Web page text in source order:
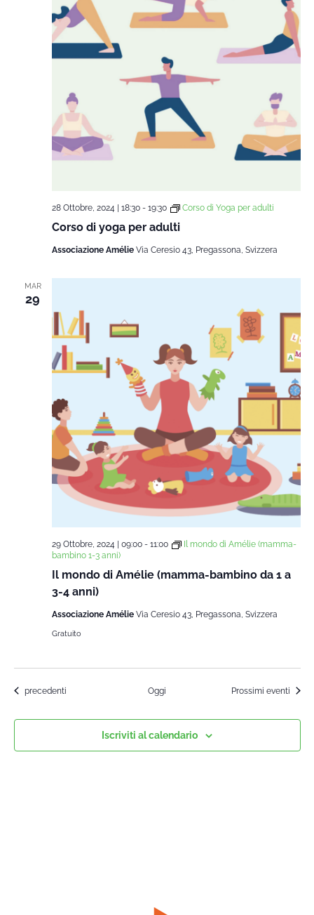
Corso di yoga per adulti
28 Ottobre, 2024 | 18:30- 19:30 Corso di Yoga per adulti
Associazione Amélie Via Ceresio 43, Pregassona, Svizzera
MAR
29
Il mondo di Amélie (mamma-bambino da 1 a
3-4 anni)
29 Ottobre, 2024 | 09:00- 11:00
Il mondo di Amélie (mamma-
bambino 1-3 anni)
Associazione Amélie Via Ceresio 43, Pregassona, Svizzera
Gratuito
Corsi
precedenti Oggi Prossimi eventi
Iscriviti al calendario